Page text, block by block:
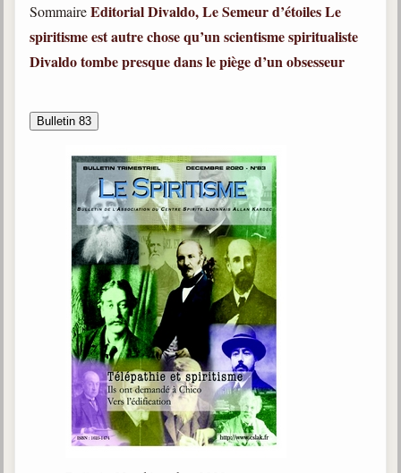
SommaireEditorialDivaldo, Le Semeur d’étoilesLe
spiritisme est autre chose qu’un scientisme spiritualiste
Divaldo tombe presque dans le piège d’un obsesseur
Bulletin 83